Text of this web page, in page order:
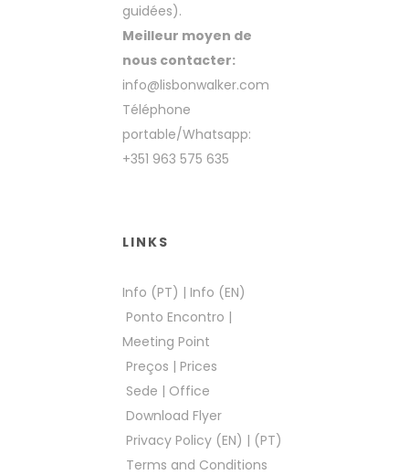
guidées).
Meilleur moyen de
nous contacter:
info@lisbonwalker.com
Téléphone
portable/Whatsapp:
+351 963 575 635
LINKS
Info (PT) | Info (EN)
Ponto Encontro |
Meeting Point
Preços | Prices
Sede | Office
Download Flyer
Privacy Policy (EN) | (PT)
Terms and Conditions